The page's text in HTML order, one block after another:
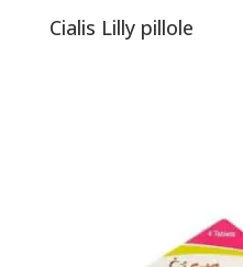
Cialis Lilly pillole